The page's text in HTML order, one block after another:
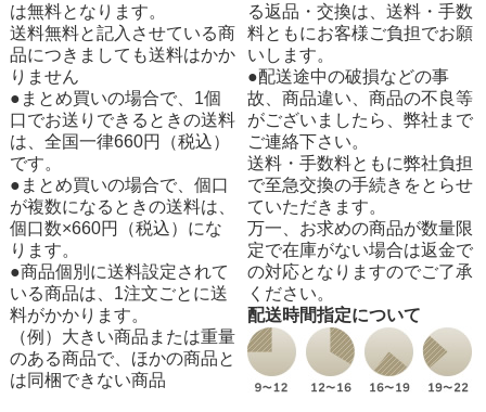
は無料となります。
送料無料と記入させている商
品につきましても送料はかか
りません
●まとめ買いの場合で、1個
口でお送りできるときの送料
は、全国一律660円（税込）
です。
●まとめ買いの場合で、個口
が複数になるときの送料は、
個口数×660円（税込）にな
ります。
●商品個別に送料設定されて
いる商品は、1注文ごとに送
料がかかります。
（例）大きい商品または重量
のある商品で、ほかの商品と
は同梱できない商品
る返品・交換は、送料・手数
料ともにお客様ご負担でお願
いします。
●配送途中の破損などの事
故、商品違い、商品の不良等
がございましたら、弊社まで
ご連絡下さい。
送料・手数料ともに弊社負担
で至急交換の手続きをとらせ
ていただきます。
万一、お求めの商品が数量限
定で在庫がない場合は返金で
の対応となりますのでご了承
ください。
配送時間指定について